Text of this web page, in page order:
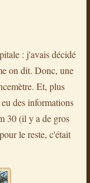
: j'avais décidé
on dit. Donc, une
Et, plus
des informations
30 (il y a de gros
le reste, c'était